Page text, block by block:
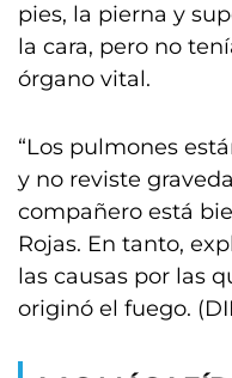
pies, la pierna y
la cara, pero no
órgano vital.
“Los pulmones
y no reviste
compañero está
Rojas. En tanto,
las causas por las
originó el fuego.